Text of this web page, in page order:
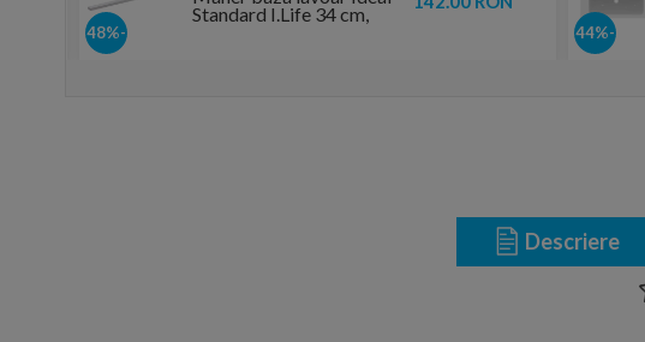
-44%
-48%
Standard I.Life 34 cm,
Descriere